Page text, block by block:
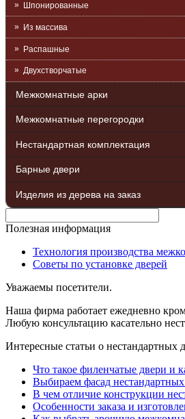
Шпонированные
Из массива
Распашные
Двухстворчатые
Межкомнатные арки
Межкомнатные перегородки
Нестандартная комплектация
Барные двери
Изделия из дерева на заказ
Полезная информация
Технология производства
Советы по установке дверей
Уважаемы посетители.
Наша фирма работает ежедневно
Любую консультацию касательно
Интересные статьи о нестандартных
Что такое филенчатые двери и
Выбираем фасад
В чем отличие конструкции
Особенности заказа и